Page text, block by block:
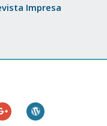
Impresa